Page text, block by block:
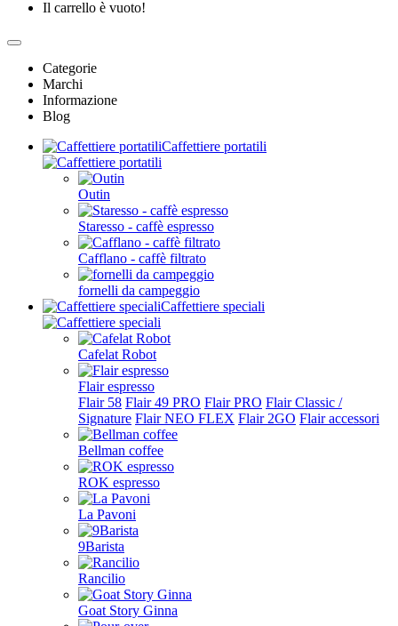
Il carrello è vuoto!
Categorie
Marchi
Informazione
Blog
Caffettiere portatili
Outin
Staresso - caffè espresso
Cafflano - caffè filtrato
fornelli da campeggio
Caffettiere speciali
Cafelat Robot
Flair espresso
Flair 58 Flair 49 PRO Flair PRO Flair Classic /
Signature Flair NEO FLEX Flair 2GO Flair accessori
Bellman coffee
ROK espresso
La Pavoni
9Barista
Rancilio
Goat Story Ginna